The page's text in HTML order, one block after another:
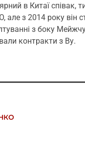
в Китаї співак,
але з 2014 року
з боку
контракти з Ву.